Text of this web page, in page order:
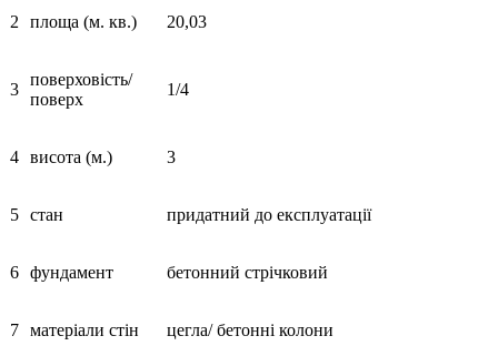
2 площа (м. кв.) 20,03
3
поверховість/
поверх
1/4
4 висота (м.) 3
5 стан придатний до експлуатації
6 фундамент бетонний стрічковий
7 матеріали стін цегла/ бетонні колони